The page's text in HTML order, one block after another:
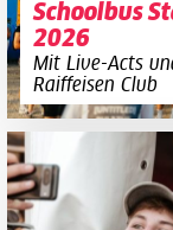
Schoolbus
2026
Mit Live-Acts
Raiffeisen Club